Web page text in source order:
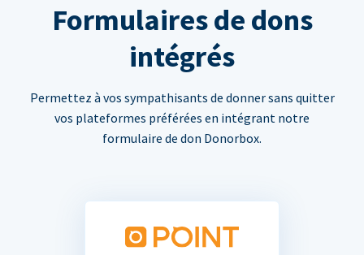
Formulaires de dons
intégrés
Permettez à vos sympathisants de donner sans quitter
vos plateformes préférées en intégrant notre
formulaire de don Donorbox.